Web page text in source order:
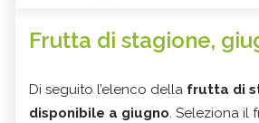
Frutta di stagione,
Di seguito l’elenco della frutta di
disponibile a giugno. Seleziona il